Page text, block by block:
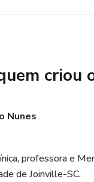
coletar
a usar a argila
complementar
criou
Nunes
professora e
de Joinville-SC.